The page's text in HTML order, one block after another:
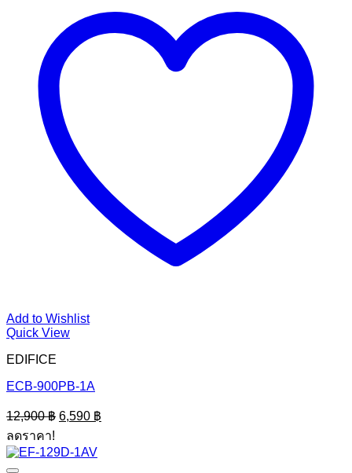
Add to Wishlist
Quick View
EDIFICE
ECB-900PB-1A
12,900฿ Original
price
12,900 ฿.
6,590 ฿
price
ลดราคา!